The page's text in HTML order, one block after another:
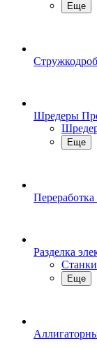
Еще
Шредеры
Еще
Разделка
Станки
Еще